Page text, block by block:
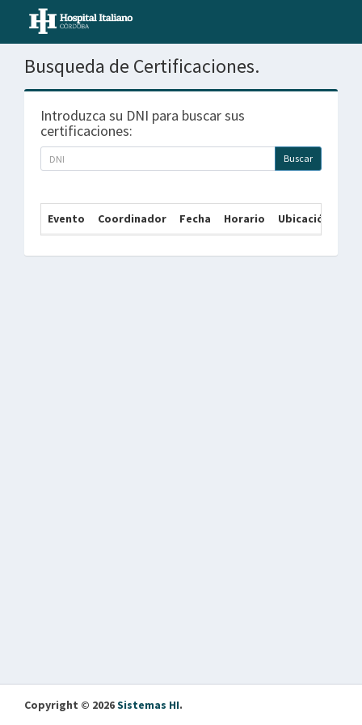
Busqueda de Certificaciones.
Introduzca su DNI para buscar sus
certificaciones:
Buscar
Evento Coordinador Fecha Horario Ubicación
Copyright © 2026Sistemas HI.